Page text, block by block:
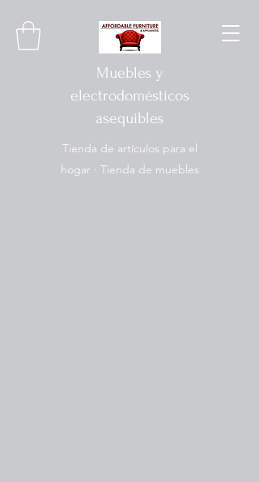
Muebles y
electrodomésticos
asequibles
Tienda de artículos para el
hogar · Tienda de muebles